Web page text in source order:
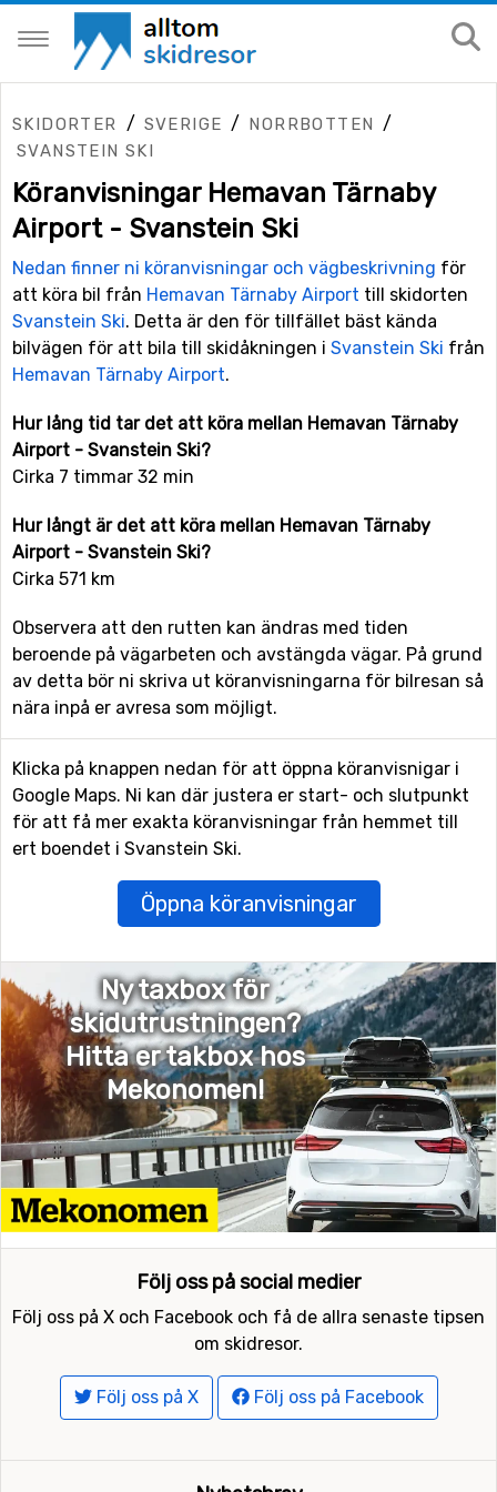
SKIDORTER / SVERIGE / NORRBOTTEN /
SVANSTEIN SKI
Köranvisningar Hemavan Tärnaby
Airport - Svanstein Ski
Nedan finner ni köranvisningar och vägbeskrivning för
att köra bil från Hemavan Tärnaby Airport till skidorten
Svanstein Ski. Detta är den för tillfället bäst kända
bilvägen för att bila till skidåkningen i Svanstein Ski från
Hemavan Tärnaby Airport.
Hur lång tid tar det att köra mellan Hemavan Tärnaby
Airport - Svanstein Ski?
Cirka 7 timmar 32 min
Hur långt är det att köra mellan Hemavan Tärnaby
Airport - Svanstein Ski?
Cirka 571 km
Observera att den rutten kan ändras med tiden
beroende på vägarbeten och avstängda vägar. På grund
av detta bör ni skriva ut köranvisningarna för bilresan så
nära inpå er avresa som möjligt.
Klicka på knappen nedan för att öppna köranvisnigar i
Google Maps. Ni kan där justera er start- och slutpunkt
för att få mer exakta köranvisningar från hemmet till
ert boendet i Svanstein Ski.
Öppna köranvisningar
Ny taxbox för
skidutrustningen?
Hitta er takbox hos
Mekonomen!
Följ oss på social medier
Följ oss på X och Facebook och få de allra senaste tipsen
om skidresor.
Följ oss på X Följ oss på Facebook